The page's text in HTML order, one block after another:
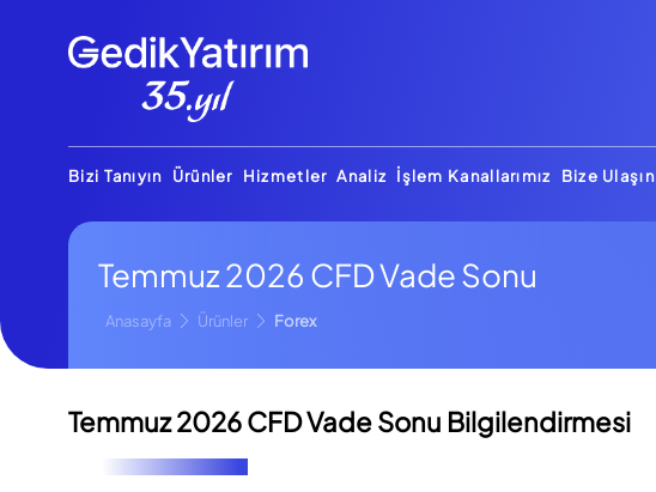
Bizi Tanıyın Ürünler Hizmetler Analiz İşlem Kanallarımız Bize Ulaşın
Temmuz 2026 CFD Vade Sonu
Anasayfa Ürünler Forex
Temmuz 2026 CFD Vade Sonu Bilgilendirmesi